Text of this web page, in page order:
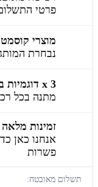
פרטי
מוצרי
נבחרת
3 x דוגמיות בכל הזמנה
מתנה בכל
זמינות מלאה
אנחנו כאן
פשרות
תשלום מאובטח: